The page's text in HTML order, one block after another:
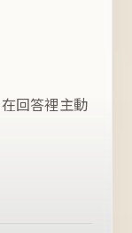
回答裡主動